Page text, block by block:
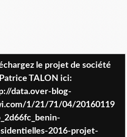
TALON ici:
data.over-blog-
1/21/71/04/20160119
2016-projet-